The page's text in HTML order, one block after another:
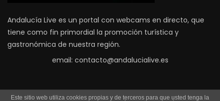
Andalucía Live es un portal con webcams en directo, que
tiene como fin primordial la promoción turística y
gastronómica de nuestra región.
email: contacto@andalucialive.es
Este sitio web utiliza cookies propias y de terceros para que usted tenga la